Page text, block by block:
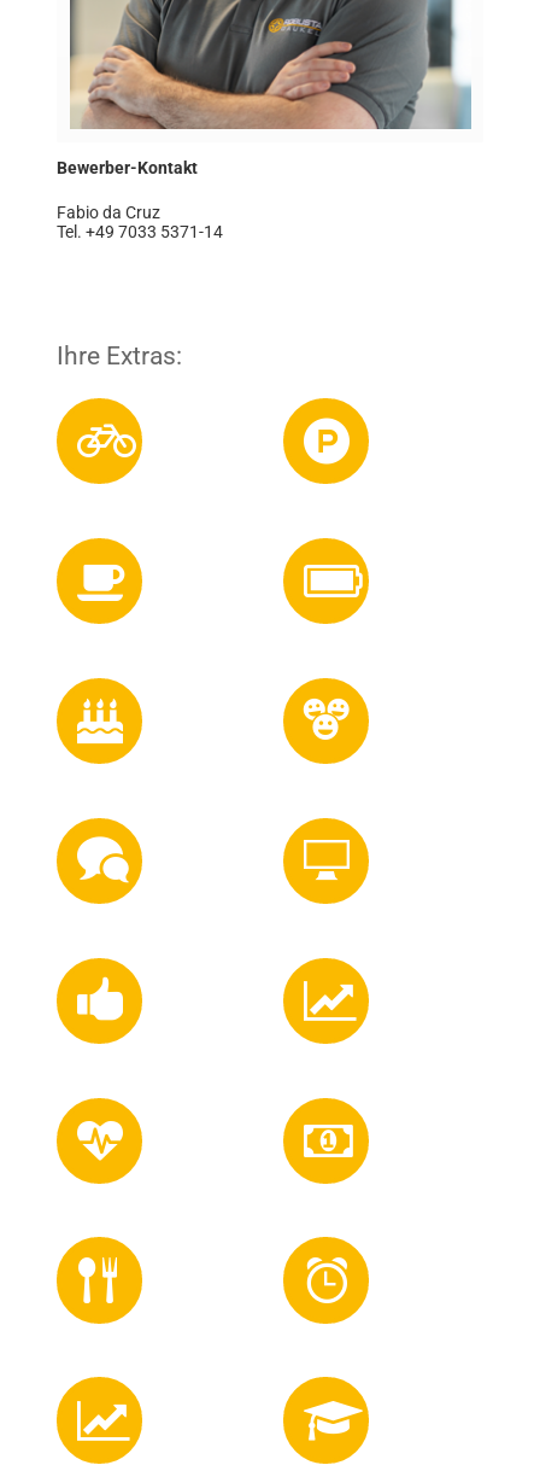
Bewerber-Kontakt
Fabio da Cruz
Tel. +49 7033 5371-14
Ihre Extras: